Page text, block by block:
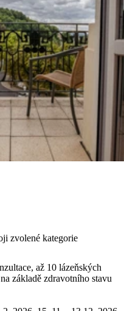
zvolené kategorie
až 10 lázeňských
základě zdravotního stavu